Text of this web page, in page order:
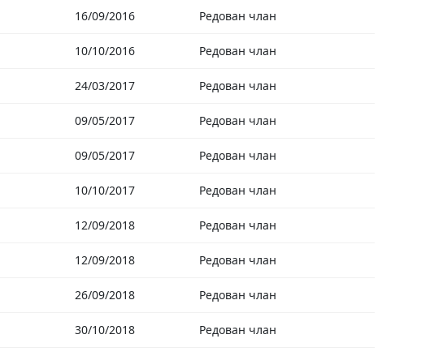
16/09/2016 Редован члан
10/10/2016 Редован члан
24/03/2017 Редован члан
09/05/2017 Редован члан
09/05/2017 Редован члан
10/10/2017 Редован члан
12/09/2018 Редован члан
12/09/2018 Редован члан
26/09/2018 Редован члан
30/10/2018 Редован члан